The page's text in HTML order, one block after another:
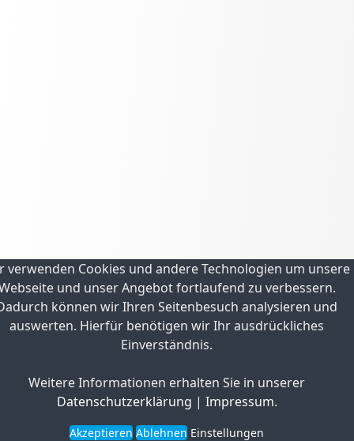
verwenden Cookies und andere Technologien um unsere
und unser Angebot fortlaufend zu verbessern.
können wir Ihren Seitenbesuch analysieren und
auswerten. Hierfür benötigen wir Ihr ausdrückliches
Einverständnis.
Weitere Informationen erhalten Sie in unserer
Datenschutzerklärung | Impressum.
Akzeptieren Ablehnen Einstellungen